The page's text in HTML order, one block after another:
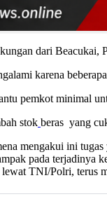
dari
karena
pemkot minimal
stok beras yang
mengakui ini
pada terjadinya
TNI/Polri, terus